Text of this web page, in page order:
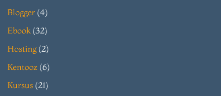
Blogger (4)
Ebook(32)
Hosting(2)
Kentooz (6)
Kursus (21)